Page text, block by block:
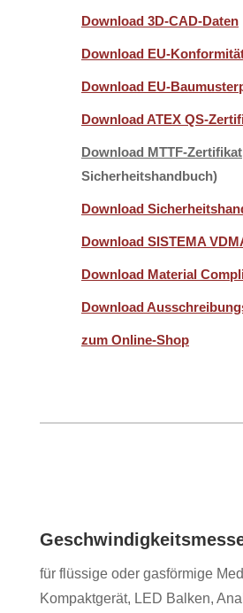
Download 3D-CAD-Daten
Download EU-
Download EU-
Download ATEX QS-
Download MTTF-Zertifikat
Sicherheitshandbuch)
Download
Download SISTEMA
Download Material
Download
zum Online-Shop
für flüssige oder gasförmige
Kompaktgerät, LED Balken,